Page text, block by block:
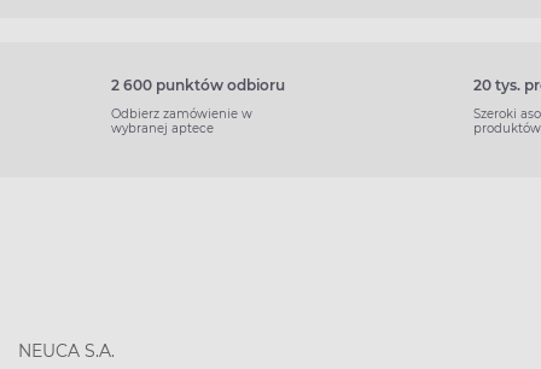
2 600 punktów odbioru
Odbierz zamówienie w
wybranej aptece
20 tys.
Szeroki
produktów
NEUCA S.A.